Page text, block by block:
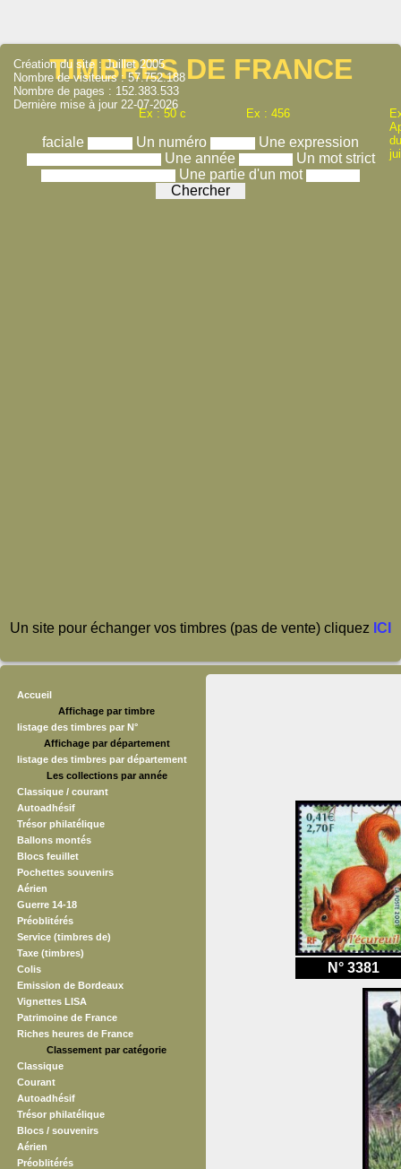
TIMBRES DE FRANCE
Ex : 50 c Ex : 456
faciale Un numéro
Une expression
Une année
Un mot strict
Une partie d'un mot
Création du site : Juillet 2005
Nombre de visiteurs : 57.752.188
Nombre de pages : 152.383.533
Dernière mise à jour 22-07-2026
Un site pour échanger vos timbres (pas de vente) cliquez ICI
Accueil
Affichage par timbre
listage des timbres par N°
Affichage par département
listage des timbres par département
Les collections par année
Classique / courant
Autoadhésif
Trésor philatélique
Ballons montés
Blocs feuillet
Pochettes souvenirs
Aérien
Guerre 14-18
Préoblitérés
Service (timbres de)
Taxe (timbres)
Colis
Emission de Bordeaux
Vignettes LISA
Patrimoine de France
Riches heures de France
Classement par catégorie
Classique
Courant
Autoadhésif
Trésor philatélique
Blocs / souvenirs
Aérien
Préoblitérés
N° 3381